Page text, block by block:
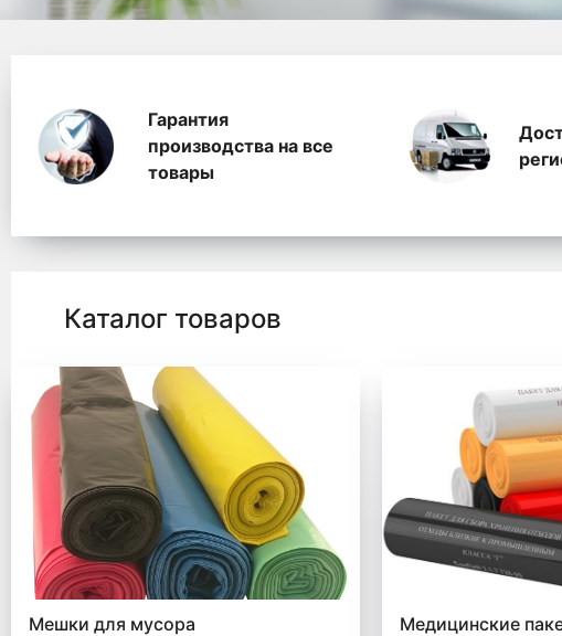
WhitePack
Гарантия
производства на все
товары
Каталог товаров
Мешки для мусора Медицинские